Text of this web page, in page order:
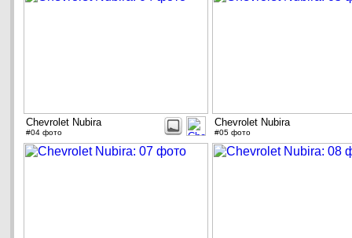
Chevrolet Nubira
#04 фото
Chevrolet Nubira
#05 фото